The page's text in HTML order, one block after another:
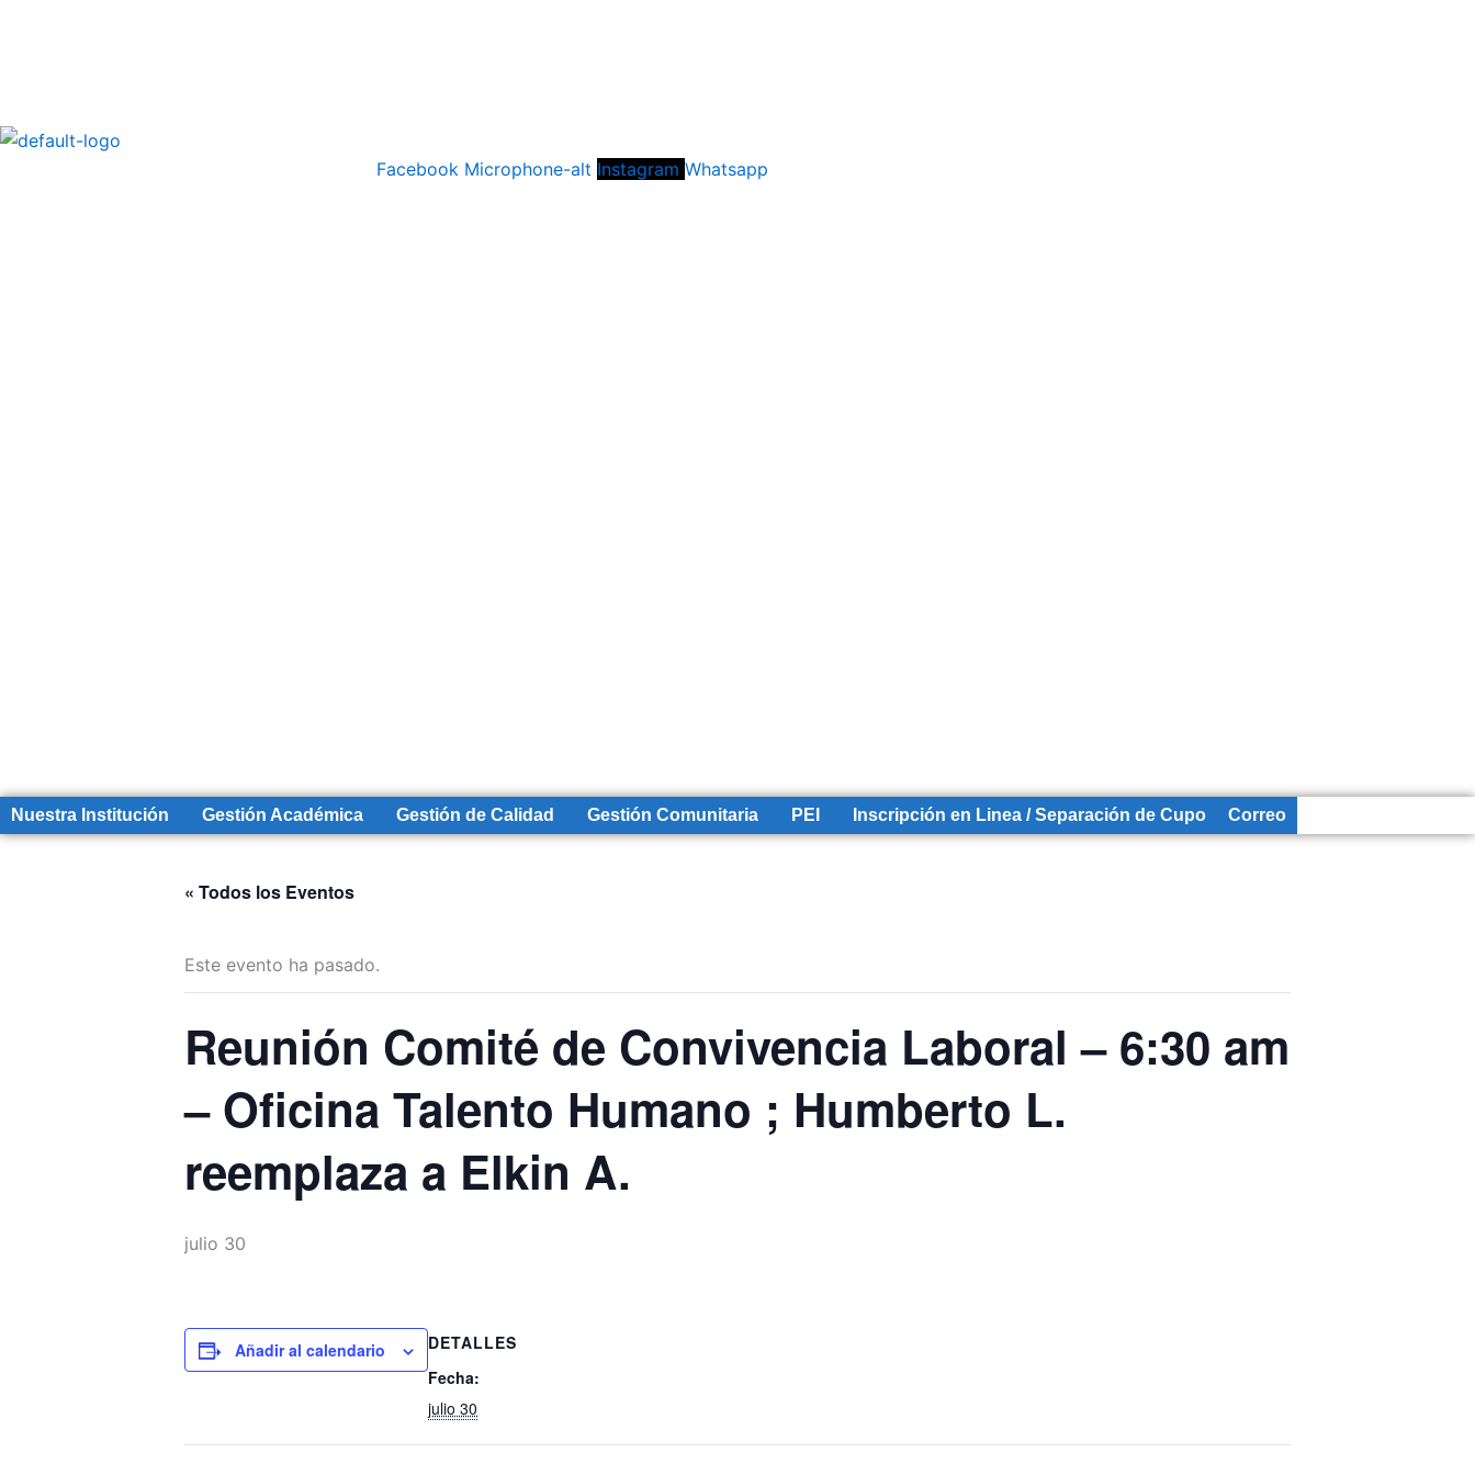
Facebook Microphone-alt Instagram Whatsapp
Nuestra Institución Gestión Académica Gestión de Calidad Gestión Comunitaria PEI Inscripción en Linea / Separación de Cupo Correo
« Todos los Eventos
Este evento ha pasado.
Reunión Comité de Convivencia Laboral – 6:30 am
– Oficina Talento Humano ; Humberto L.
reemplaza a Elkin A.
julio 30
Añadir al calendario
DETALLES
Fecha:
julio 30